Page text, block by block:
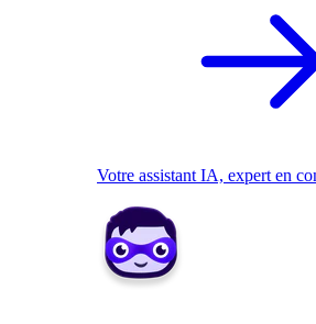
Votre assistant IA, expert en